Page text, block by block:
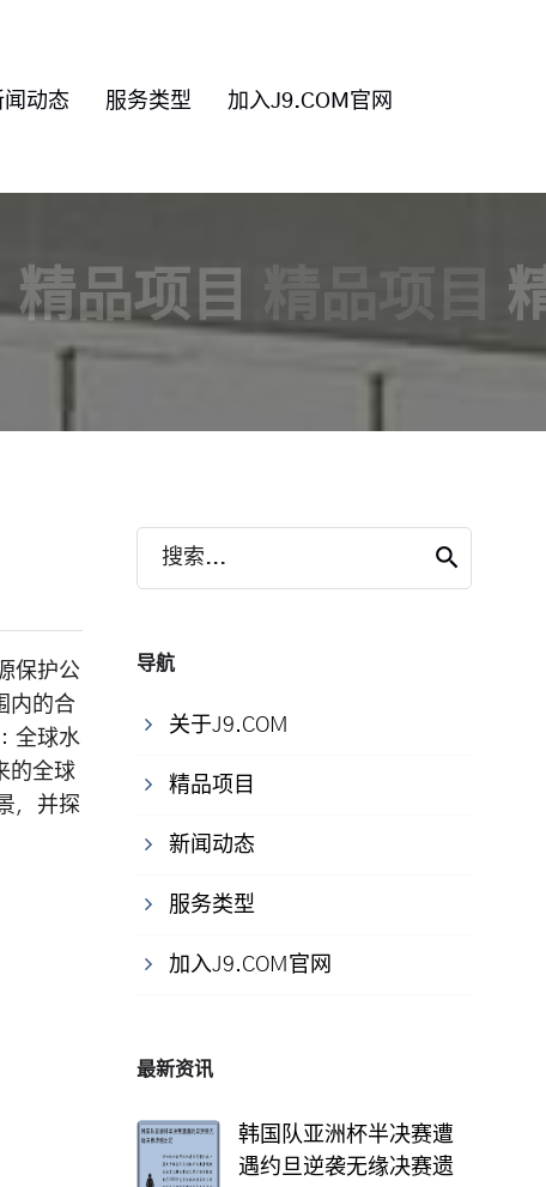
闻动态 服务类型 加入J9.COM官网
精品项目 精品项目
保护公
内的合
全球水
的全球
，并探
搜索...
导航
关于J9.COM
精品项目
新闻动态
服务类型
加入J9.COM官网
最新资讯
韩国队亚洲杯半决赛遭
遇约旦逆袭无缘决赛遗